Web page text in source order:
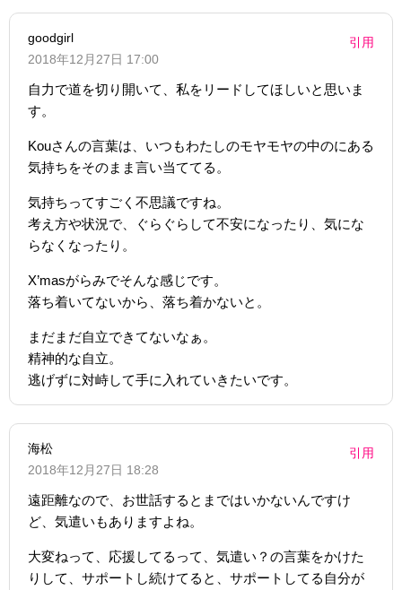
goodgirl
2018年12月27日 17:00
引用
自力で道を切り開いて、私をリードしてほしいと思いま
す。
Kouさんの言葉は、いつもわたしのモヤモヤの中のにある
気持ちをそのまま言い当ててる。
気持ちってすごく不思議ですね。
考え方や状況で、ぐらぐらして不安になったり、気にな
らなくなったり。
X’masがらみでそんな感じです。
落ち着いてないから、落ち着かないと。
まだまだ自立できてないなぁ。
精神的な自立。
逃げずに対峙して手に入れていきたいです。
海松
2018年12月27日 18:28
引用
遠距離なので、お世話するとまではいかないんですけ
ど、気遣いもありますよね。
大変ねって、応援してるって、気遣い？の言葉をかけた
りして、サポートし続けてると、サポートしてる自分が